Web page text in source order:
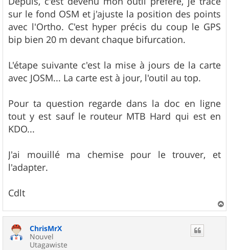
sur le fond OSM et j'ajuste la position des points
avec l'Ortho. C'est hyper précis du coup le GPS
bip bien 20 m devant chaque bifurcation.
L'étape suivante c'est la mise à jours de la carte
avec JOSM... La carte est à jour, l'outil au top.
Pour ta question regarde dans la doc en ligne
tout y est sauf le routeur MTB Hard qui est en
KDO...
J'ai mouillé ma chemise pour le trouver, et
l'adapter.
Cdlt
a
ChrisMrX
Nouvel
Utagawiste